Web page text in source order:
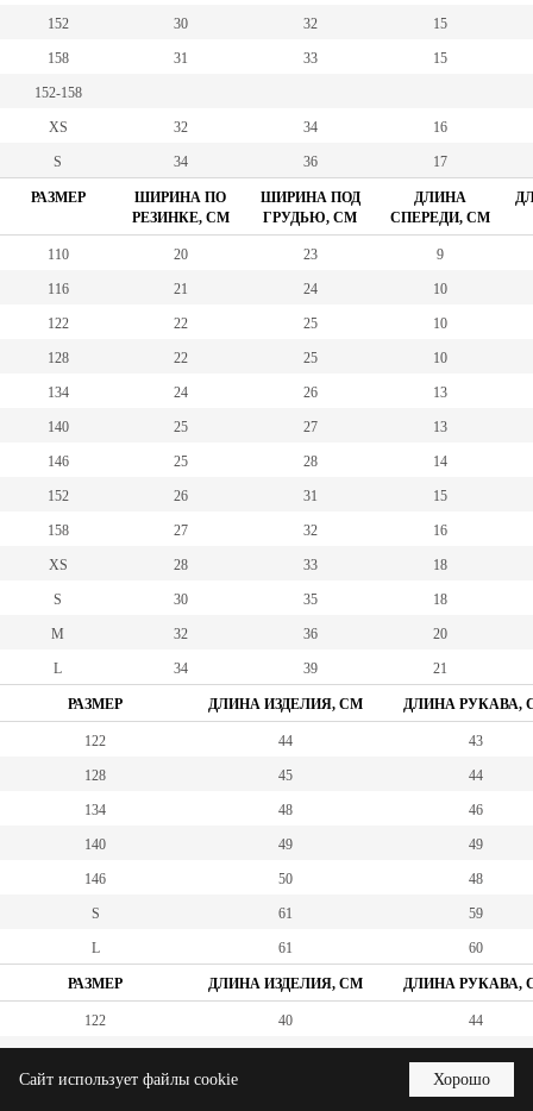
152 30 32 15
158 31 33 15
152-158
XS 32 34 16
S 34 36 17
РАЗМЕР
ШИРИНА ПО
РЕЗИНКЕ, СМ
ШИРИНА ПОД
ГРУДЬЮ, СМ
ДЛИНА
СПЕРЕДИ, СМ
110 20 23 9
116 21 24 10
122 22 25 10
128 22 25 10
134 24 26 13
140 25 27 13
146 25 28 14
152 26 31 15
158 27 32 16
XS 28 33 18
S 30 35 18
M 32 36 20
L 34 39 21
РАЗМЕР ДЛИНА ИЗДЕЛИЯ, СМ ДЛИНА РУКАВА,
122 44 43
128 45 44
134 48 46
140 49 49
146 50 48
S 61 59
L 61 60
РАЗМЕР ДЛИНА ИЗДЕЛИЯ, СМ ДЛИНА РУКАВА,
122 40 44
134 49
Сайт использует файлы cookie Хорошо